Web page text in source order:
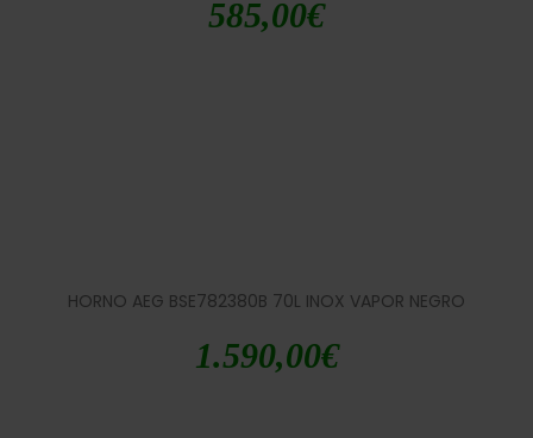
585,00€
HORNO AEG BSE782380B 70L INOX VAPOR NEGRO
1.590,00€